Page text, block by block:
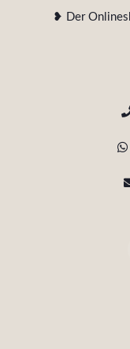
❥ Der